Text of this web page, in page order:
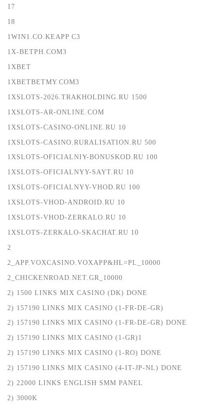
17
18
1WIN1.CO.KEAPP C3
1X-BETPH.COM3
1XBET
1XBETBETMY.COM3
1XSLOTS-2026.TRAKHOLDING.RU 1500
1XSLOTS-AR-ONLINE.COM
1XSLOTS-CASINO-ONLINE.RU 10
1XSLOTS-CASINO.RURALISATION.RU 500
1XSLOTS-OFICIALNIY-BONUSKOD.RU 100
1XSLOTS-OFICIALNYY-SAYT.RU 10
1XSLOTS-OFICIALNYY-VHOD.RU 100
1XSLOTS-VHOD-ANDROID.RU 10
1XSLOTS-VHOD-ZERKALO.RU 10
1XSLOTS-ZERKALO-SKACHAT.RU 10
2
2_APP.VOXCASINO.VOXAPP&HL=PL_10000
2_CHICKENROAD.NET.GR_10000
2) 1500 LINKS MIX CASINO (DK) DONE
2) 157190 LINKS MIX CASINO (1-FR-DE-GR)
2) 157190 LINKS MIX CASINO (1-FR-DE-GR) DONE
2) 157190 LINKS MIX CASINO (1-GR)1
2) 157190 LINKS MIX CASINO (1-RO) DONE
2) 157190 LINKS MIX CASINO (4-IT-JP-NL) DONE
2) 22000 LINKS ENGLISH SMM PANEL
2) 3000K